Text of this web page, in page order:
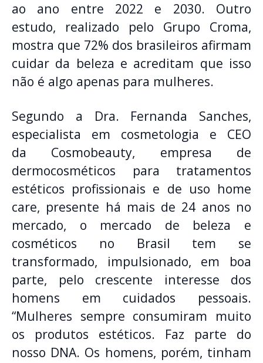
ao ano entre 2022 e 2030. Outro
estudo, realizado pelo Grupo Croma,
mostra que 72% dos brasileiros afirmam
cuidar da beleza e acreditam que isso
não é algo apenas para mulheres.
Segundo a Dra. Fernanda Sanches,
especialista em cosmetologia e CEO
da Cosmobeauty, empresa de
dermocosméticos para tratamentos
estéticos profissionais e de uso home
care, presente há mais de 24 anos no
mercado, o mercado de beleza e
cosméticos no Brasil tem se
transformado, impulsionado, em boa
parte, pelo crescente interesse dos
homens em cuidados pessoais.
“Mulheres sempre consumiram muito
os produtos estéticos. Faz parte do
nosso DNA. Os homens, porém, tinham